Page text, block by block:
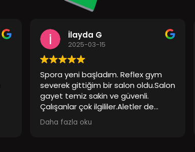
İlayda G
2025-03-15
Spora yeni başladım. Reflex gym
severek gittiğim bir salon oldu.Salon
gayet temiz sakin ve güvenli.
Çalışanlar çok ilgililer.Aletler de
yeterli durumda. Tavsiye ediyorum
Daha fazla oku